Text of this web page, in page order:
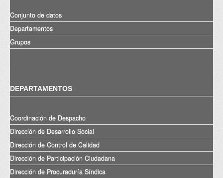
Conjunto de datos
Departamentos
Grupos
DEPARTAMENTOS
Coordinación de Despacho
Dirección de Desarrollo Social
Dirección de Control de Calidad
Dirección de Participación Ciudadana
Dirección de Procuraduría Síndica